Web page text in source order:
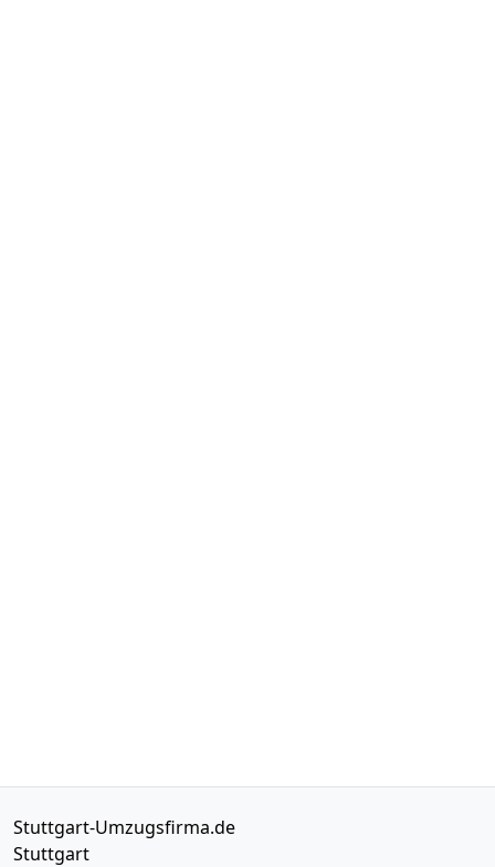
Stuttgart-Umzugsfirma.de
Stuttgart